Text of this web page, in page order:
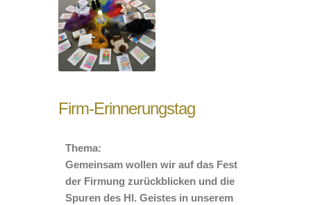
Firm-Erinnerungstag
Thema:
Gemeinsam wollen wir auf das Fest
der Firmung zurückblicken und die
Spuren des Hl. Geistes in unserem